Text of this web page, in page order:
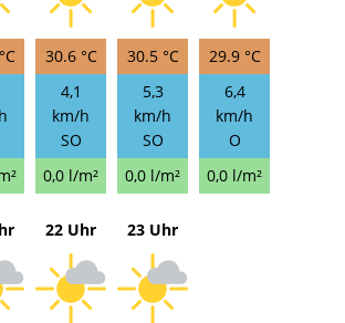
30.6 °C
4,1
km/h
SO
0,0 l/m²
30.5 °C
5,3
km/h
SO
0,0 l/m²
29.9 °C
6,4
km/h
O
0,0 l/m²
22 Uhr 23 Uhr